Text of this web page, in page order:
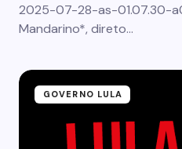
2025-07-28-as-01.07.30-
Mandarino*, direto…
GOVERNO LULA